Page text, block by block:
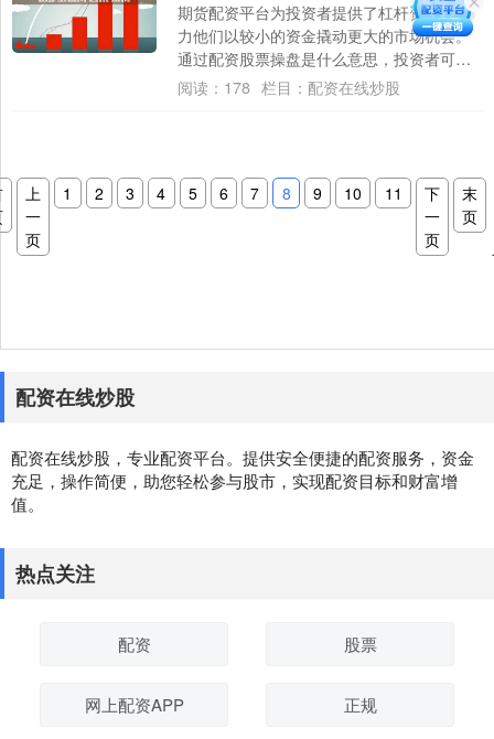
期货配资平台为投资者提供了杠杆资金，助
力他们以较小的资金撬动更大的市场机会。
通过配资股票操盘是什么意思，投资者可以
放大收益，加速财富积累。 3. 骐骥配资：骐
阅读： 178 栏目： 配资在线炒股
上
一
页
1 2 3 4 5 6 7 8 9 10 11
下
一
页
末
页
配资在线炒股
配资在线炒股，专业配资平台。提供安全便捷的配资服务，资金
充足，操作简便，助您轻松参与股市，实现配资目标和财富增
值。
热点关注
配资 股票
网上配资APP 正规